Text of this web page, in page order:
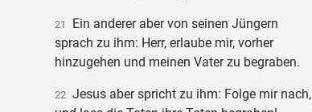
21
Ein anderer aber von seinen Jüngern
sprach zu ihm: Herr, erlaube mir, vorher
hinzugehen und meinen Vater zu begraben.
22 Jesus aber spricht zu ihm: Folge mir nach,